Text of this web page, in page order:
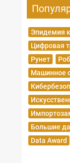
Эпидемия
Цифровая
Рунет
Машинное
Большие
Data Award